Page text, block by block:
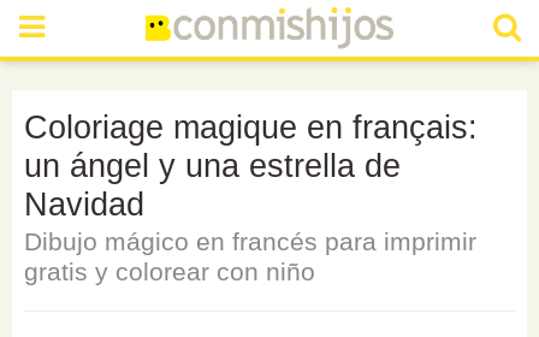
Coloriage magique en français:
un ángel y una estrella de
Navidad
Dibujo mágico en francés para imprimir
gratis y colorear con niño